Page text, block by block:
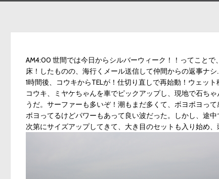
AM4:00 世間では今日からシルバーウィーク！！ってこと
床！したものの、海行くメール送信して仲間からの返事ナ
1時間後、コウキからTELが！仕切り直しで再始動！ウェッ
コウキ、ミヤケちゃんを車でピックアップし、現地で石ち
うだ。サーファーも多いぞ！潮もまだ多くて、ボヨボヨって
ボヨってるけどパワーもあって良い波だった。しかし、途
次第にサイズアップしてきて、大き目のセットも入り始め